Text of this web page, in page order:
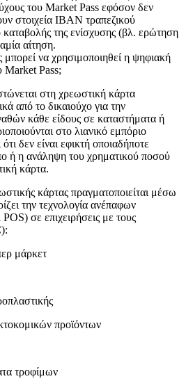
του Market Pass εφόσον δεν
στοιχεία IBAN τραπεζικού
της ενίσχυσης (βλ. ερώτηση
αίτηση.
μπορεί να χρησιμοποιηθεί η ψηφιακή
Market Pass;
στη χρεωστική κάρτα
από το δικαιούχο για την
κάθε είδους σε καταστήματα ή
στο λιανικό εμπόριο
δεν είναι εφικτή οποιαδήποτε
ή η ανάληψη του χρηματικού ποσού
κάρτα.
κάρτας πραγματοποιείται μέσω
την τεχνολογία ανέπαφων
σε επιχειρήσεις με τους
μάρκετ
προϊόντων
τροφίμων